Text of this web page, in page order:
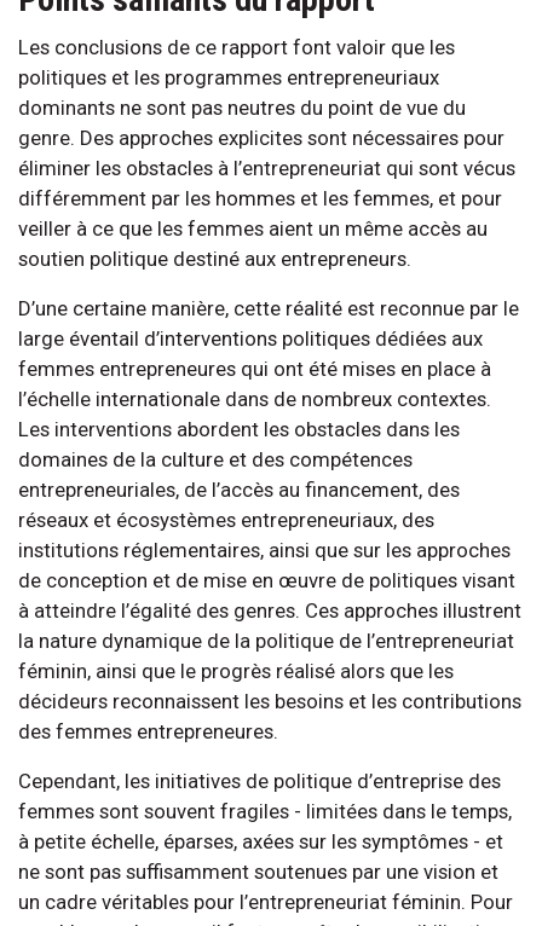
Les conclusions de ce rapport font valoir que les
politiques et les programmes entrepreneuriaux
dominants ne sont pas neutres du point de vue du
genre. Des approches explicites sont nécessaires pour
éliminer les obstacles à l’entrepreneuriat qui sont vécus
différemment par les hommes et les femmes, et pour
veiller à ce que les femmes aient un même accès au
soutien politique destiné aux entrepreneurs.
D’une certaine manière, cette réalité est reconnue par le
large éventail d’interventions politiques dédiées aux
femmes entrepreneures qui ont été mises en place à
l’échelle internationale dans de nombreux contextes.
Les interventions abordent les obstacles dans les
domaines de la culture et des compétences
entrepreneuriales, de l’accès au financement, des
réseaux et écosystèmes entrepreneuriaux, des
institutions réglementaires, ainsi que sur les approches
de conception et de mise en œuvre de politiques visant
à atteindre l’égalité des genres. Ces approches illustrent
la nature dynamique de la politique de l’entrepreneuriat
féminin, ainsi que le progrès réalisé alors que les
décideurs reconnaissent les besoins et les contributions
des femmes entrepreneures.
Cependant, les initiatives de politique d’entreprise des
femmes sont souvent fragiles - limitées dans le temps,
à petite échelle, éparses, axées sur les symptômes - et
ne sont pas suffisamment soutenues par une vision et
un cadre véritables pour l’entrepreneuriat féminin. Pour